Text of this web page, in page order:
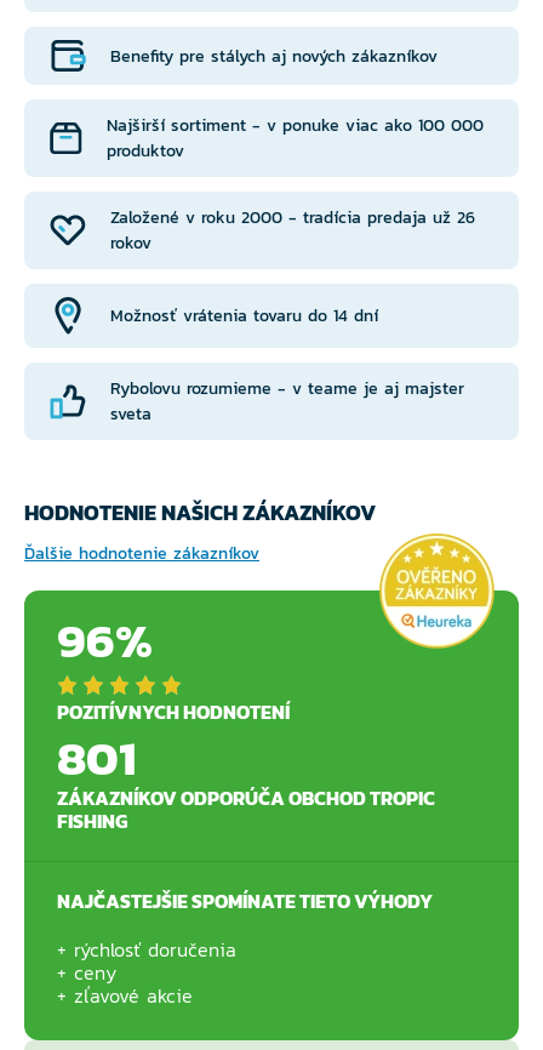
Založené v roku 2000 - tradícia predaja už 26
rokov
Benefity pre stálych aj nových zákazníkov
Možnosť vrátenia tovaru do 14 dní
Najširší sortiment - v ponuke viac ako 100 000
produktov
Rybolovu rozumieme - v teame je aj majster
sveta
HODNOTENIE NAŠICH ZÁKAZNÍKOV
Ďalšie hodnotenie zákazníkov
96%
POZITÍVNYCH HODNOTENÍ
801
ZÁKAZNÍKOV ODPORÚČA OBCHOD TROPIC
FISHING
NAJČASTEJŠIE SPOMÍNATE TIETO VÝHODY
rýchlosť doručenia
ceny
zľavové akcie